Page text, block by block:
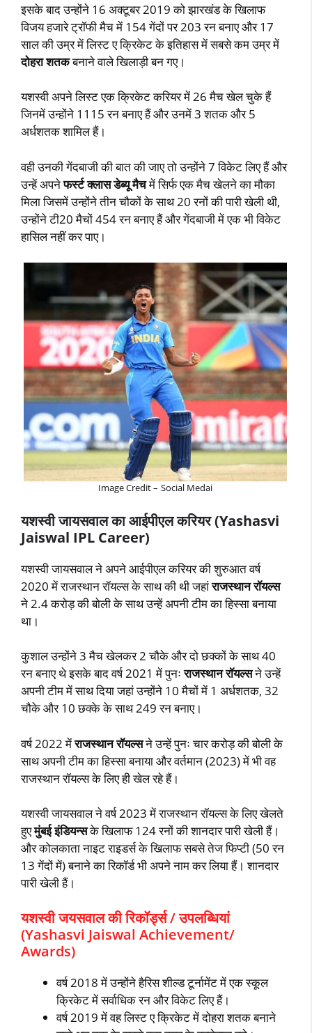
इसके बाद उन्होंने 16 अक्टूबर 2019 को झारखंड के खिलाफ
विजय हजारे ट्रॉफी मैच में 154 गेंदों पर 203 रन बनाए और 17
साल की उम्र में लिस्ट ए क्रिकेट के इतिहास में सबसे कम उम्र में
दोहरा शतकबनाने वाले खिलाड़ी बन गए।
यशस्वी अपने लिस्ट एक क्रिकेट करियर में 26 मैच खेल चुके हैं
जिनमें उन्होंने 1115 रन बनाए हैं और उनमें 3 शतक और 5
अर्धशतक शामिल हैं।
वही उनकी गेंदबाजी की बात की जाए तो उन्होंने 7 विकेट लिए हैं और
उन्हें अपनेफर्स्ट क्लास डेब्यू मैचमें सिर्फ एक मैच खेलने का मौका
मिला जिसमें उन्होंने तीन चौकों के साथ 20 रनों की पारी खेली थी,
उन्होंने टी20 मैचों 454 रन बनाए हैं और गेंदबाजी में एक भी विकेट
हासिल नहीं कर पाए।
Image Credit – Social Medai
यशस्वी जायसवाल का आईपीएल करियर (Yashasvi
Jaiswal IPL Career)
यशस्वी जायसवाल ने अपने आईपीएल करियर की शुरुआत वर्ष
2020 में राजस्थान रॉयल्स के साथ की थी जहांराजस्थान रॉयल्स
ने 2.4 करोड़ की बोली के साथ उन्हें अपनी टीम का हिस्सा बनाया
था।
कुशाल उन्होंने 3 मैच खेलकर 2 चौके और दो छक्कों के साथ 40
रन बनाए थे इसके बाद वर्ष 2021 में पुनःराजस्थान रॉयल्सने उन्हें
अपनी टीम में साथ दिया जहां उन्होंने 10 मैचों में 1 अर्धशतक, 32
चौके और 10 छक्के के साथ 249 रन बनाए।
वर्ष 2022 मेंराजस्थान रॉयल्सने उन्हें पुनः चार करोड़ की बोली के
साथ अपनी टीम का हिस्सा बनाया और वर्तमान (2023) में भी वह
राजस्थान रॉयल्स के लिए ही खेल रहे हैं।
यशस्‍वी जायसवाल ने वर्ष 2023 में राजस्‍थान रॉयल्‍स के लिए खेलते
हुएमुंबई इंडियन्‍सके खिलाफ 124 रनों की शानदार पारी खेली हैं।
और कोलकाता नाइट राइडर्स के खिलाफ सबसे तेज फिप्‍टी (50 रन
13 गेंदों में) बनाने का रिकॉर्ड भी अपने नाम कर लिया हैं। शानदार
पारी खेली हैं।
यशस्वी जयसवाल की रिकॉर्ड्स / उपलब्धियां
(Yashasvi Jaiswal Achievement/
Awards)
वर्ष 2018 में उन्होंने हैरिस शील्ड टूर्नामेंट में एक स्कूल
क्रिकेट में सर्वाधिक रन और विकेट लिए हैं।
वर्ष 2019 में वह लिस्ट ए क्रिकेट में दोहरा शतक बनाने